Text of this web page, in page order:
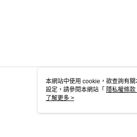
本網站中使用 cookie，欲查詢有
設定，請參閱本網站「 隱私權條款
使用 cookie。
了解更多 >